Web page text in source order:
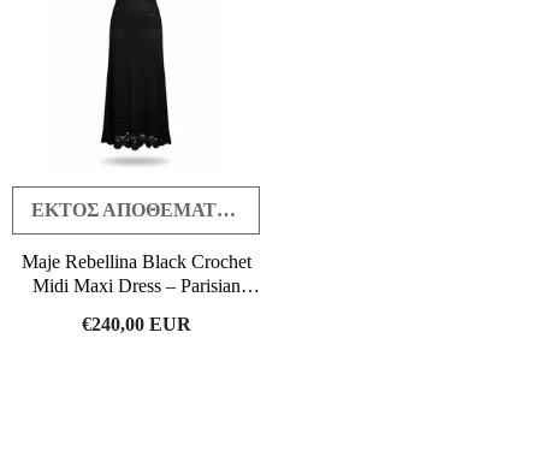
ΕΚΤΌΣ ΑΠΟΘΈΜΑΤΟΣ
Maje Rebellina Black Crochet
Midi Maxi Dress – Parisian
€240,00 EUR